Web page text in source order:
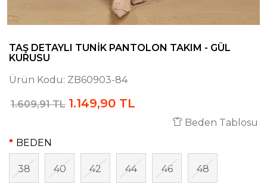
TAŞ DETAYLI TUNIK PANTOLON TAKIM - GÜL
KURUSU
Ürün Kodu: ZB60903-84
1.609,91 TL 1.149,90 TL
Beden Tablosu
BEDEN
38 40 42 44 46 48